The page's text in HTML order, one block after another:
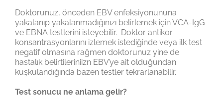
Doktorunuz, önceden EBV enfeksiyonununa
yakalanıp yakalanmadığınızı belirlemek için VCA-IgG
ve EBNA testlerini isteyebilir. Doktor antikor
konsantrasyonlarını izlemek istediğinde veya ilk test
negatif olmasına rağmen doktorunuz yine de
hastalık belirtileriniizn EBV’ye ait olduğundan
kuşkulandığında bazen testler tekrarlanabilir.
Test sonucu ne anlama gelir?